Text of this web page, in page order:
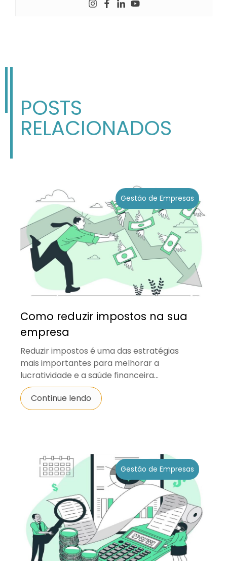
POSTS
RELACIONADOS
Gestão de Empresas
Como reduzir impostos na sua
empresa
Reduzir impostos é uma das estratégias
mais importantes para melhorar a
lucratividade e a saúde financeira...
Continue lendo
Gestão de Empresas